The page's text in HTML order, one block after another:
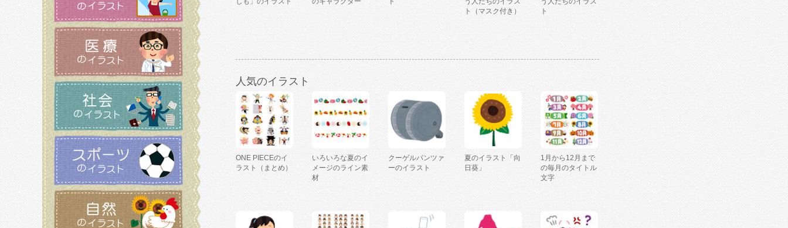
ト（マスク付き）
ト
人気のイラスト
ONE PIECEのイ
ラスト（まとめ）
いろいろな夏のイ
メージのライン素
材
クーゲルパンツァ
ーのイラスト
夏のイラスト「向
日葵」
1月から12月まで
の毎月のタイトル
文字